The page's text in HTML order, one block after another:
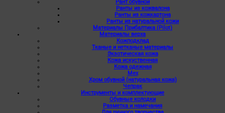
Рант обувной
Ранты из кожвалона
Ранты из кожкартона
Ранты из натуральной кожи
Материалы Прибалтика (Pilot)
Материалы верха
Кожподклад
Тканые и нетканые материалы
Экзотическая кожа
Кожа искуственная
Кожа одежная
Мех
Хром обувной (натуральная кожа)
Чепрак
Инструменты и комплектующие
Обувные колодки
Разметка и намечания